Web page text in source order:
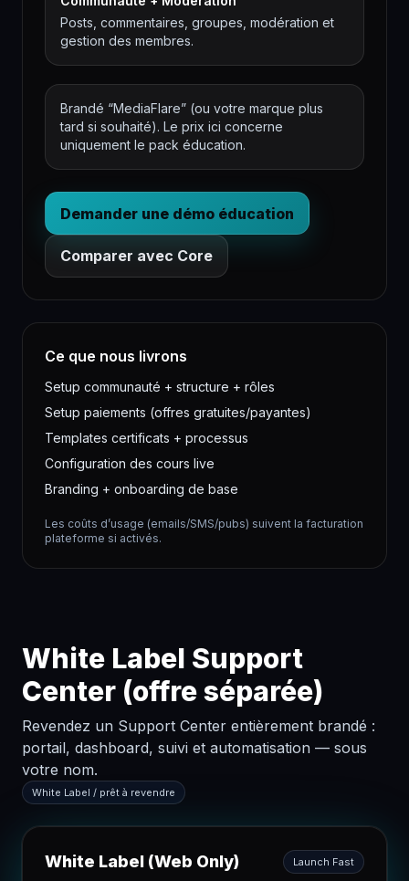
Posts, commentaires, groupes, modération et
gestion des membres.
Brandé “MediaFlare” (ou votre marque plus
tard si souhaité). Le prix ici concerne
uniquement le pack éducation.
Demander une démo éducation
Comparer avec Core
Ce que nous livrons
Setup communauté + structure + rôles
Setup paiements (offres gratuites/payantes)
Templates certificats + processus
Configuration des cours live
Branding + onboarding de base
Les coûts d’usage (emails/SMS/pubs) suivent la facturation
plateforme si activés.
White Label Support
Center (offre séparée)
Revendez un Support Center entièrement brandé :
portail, dashboard, suivi et automatisation — sous
votre nom.
White Label / prêt à revendre
White Label (Web Only) Launch Fast